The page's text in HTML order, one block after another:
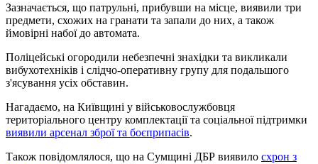
Зазначається, що патрульні, прибувши на місце, виявили три
предмети, схожих на гранати та запали до них, а також
ймовірні набої до автомата.
Поліцейські огородили небезпечні знахідки та викликали
вибухотехніків і слідчо-оперативну групу для подальшого
з'ясування усіх обставин.
Нагадаємо, на Київщині у військовослужбовця
територіального центру комплектації та соціальної підтримки
виявили арсенал зброї та боєприпасів.
Також повідомлялося, що на Сумщині ДБР виявило схрон з